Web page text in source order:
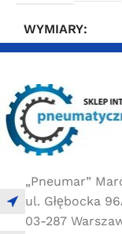
WYMIARY
„Pneumar”
ul. Głębocka
03-287